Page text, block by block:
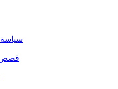
سياسة
قصص